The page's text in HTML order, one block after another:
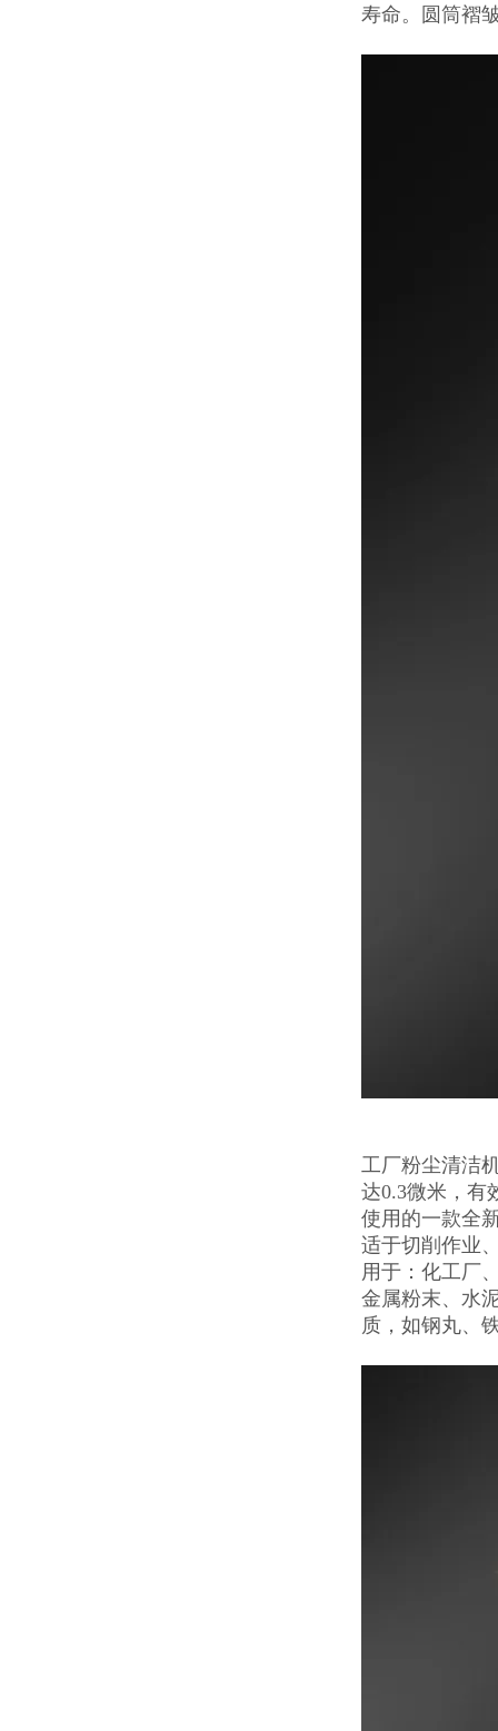
寿命。圆筒褶
工厂粉尘清洁
达0.3微米，有
使用的一款全
适于切削作业
用于：化工厂
金属粉末、水
质，如钢丸、